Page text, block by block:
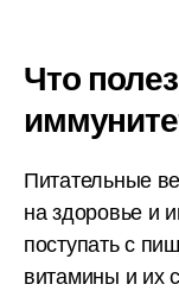
Что
Питательные
на здоровье и
поступать с
витамины и их